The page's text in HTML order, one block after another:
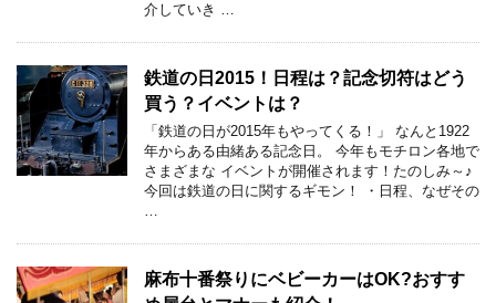
介していき …
鉄道の日2015！日程は？記念切符はどう
買う？イベントは？
「鉄道の日が2015年もやってくる！」 なんと1922
年からある由緒ある記念日。 今年もモチロン各地で
さまざまな イベントが開催されます！たのしみ～♪
今回は鉄道の日に関するギモン！ ・日程、なぜその
…
麻布十番祭りにベビーカーはOK?おすす